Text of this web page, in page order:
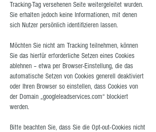
Tracking-Tag versehenen Seite weitergeleitet wurden.
Sie erhalten jedoch keine Informationen, mit denen
sich Nutzer persönlich identifizieren lassen.
Möchten Sie nicht am Tracking teilnehmen, können
Sie das hierfür erforderliche Setzen eines Cookies
ablehnen – etwa per Browser-Einstellung, die das
automatische Setzen von Cookies generell deaktiviert
oder Ihren Browser so einstellen, dass Cookies von
der Domain „googleleadservices.com“ blockiert
werden.
Bitte beachten Sie, dass Sie die Opt-out-Cookies nicht